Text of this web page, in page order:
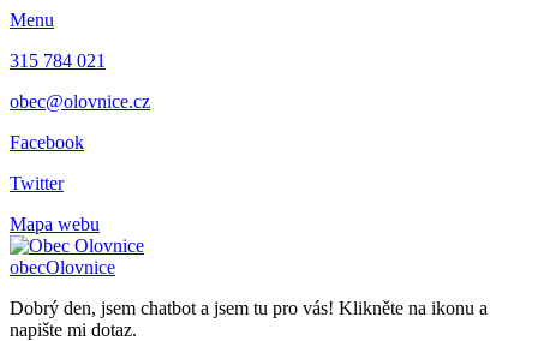
Menu
315 784 021
obec@olovnice.cz
Facebook
Twitter
Mapa webu
obecOlovnice
Dobrý den, jsem chatbot a jsem tu pro vás! Klikněte na ikonu a
napište mi dotaz.